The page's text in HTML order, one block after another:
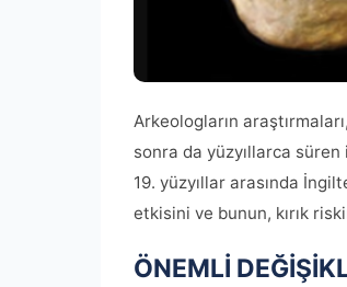
Arkeologların
sonra da yüzyıllarca süren
19. yüzyıllar arasında
etkisini ve bunun, kırık
ÖNEMLİ